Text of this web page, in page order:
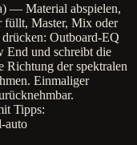
— Material abspielen,
füllt, Master, Mix oder
Outboard-EQ
End und schreibt die
Richtung der spektralen
Einmaliger
Tipps:
auto